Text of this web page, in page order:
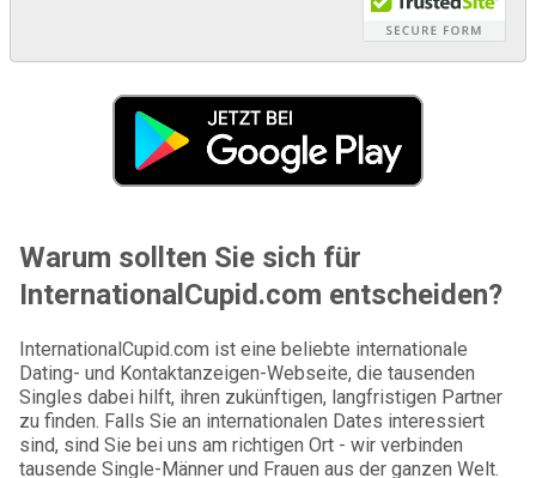
Warum sollten Sie sich für
InternationalCupid.com entscheiden?
InternationalCupid.com ist eine beliebte internationale
Dating- und Kontaktanzeigen-Webseite, die tausenden
Singles dabei hilft, ihren zukünftigen, langfristigen Partner
zu finden. Falls Sie an internationalen Dates interessiert
sind, sind Sie bei uns am richtigen Ort - wir verbinden
tausende Single-Männer und Frauen aus der ganzen Welt.